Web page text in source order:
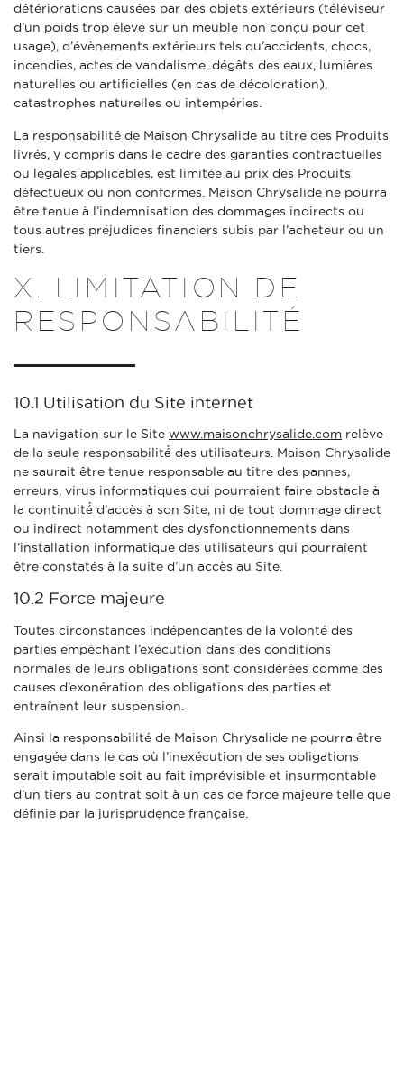
détériorations causées par des objets extérieurs (téléviseur
d’un poids trop élevé sur un meuble non conçu pour cet
usage), d’évènements extérieurs tels qu’accidents, chocs,
incendies, actes de vandalisme, dégâts des eaux, lumières
naturelles ou artificielles (en cas de décoloration),
catastrophes naturelles ou intempéries.
La responsabilité de Maison Chrysalide au titre des Produits
livrés, y compris dans le cadre des garanties contractuelles
ou légales applicables, est limitée au prix des Produits
défectueux ou non conformes. Maison Chrysalide ne pourra
être tenue à l’indemnisation des dommages indirects ou
tous autres préjudices financiers subis par l’acheteur ou un
tiers.
X. LIMITATION DE
RESPONSABILITÉ
10.1 Utilisation du Site internet
La navigation sur le Site www.maisonchrysalide.com relève
de la seule responsabilité́ des utilisateurs. Maison Chrysalide
ne saurait être tenue responsable au titre des pannes,
erreurs, virus informatiques qui pourraient faire obstacle à
la continuité́ d’accès à son Site, ni de tout dommage direct
ou indirect notamment des dysfonctionnements dans
l’installation informatique des utilisateurs qui pourraient
être constatés à la suite d’un accès au Site.
10.2 Force majeure
Toutes circonstances indépendantes de la volonté des
parties empêchant l’exécution dans des conditions
normales de leurs obligations sont considérées comme des
causes d’exonération des obligations des parties et
entraînent leur suspension.
Ainsi la responsabilité de Maison Chrysalide ne pourra être
engagée dans le cas où l’inexécution de ses obligations
serait imputable soit au fait imprévisible et insurmontable
d’un tiers au contrat soit à un cas de force majeure telle que
définie par la jurisprudence française.